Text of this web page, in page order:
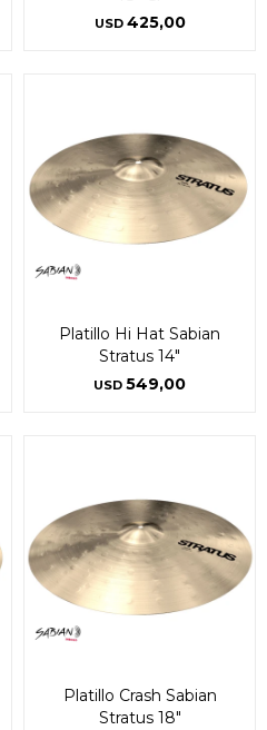
USD 425,00
Platillo Hi Hat Sabian
Stratus 14"
USD 549,00
Platillo Crash Sabian
Stratus 18"